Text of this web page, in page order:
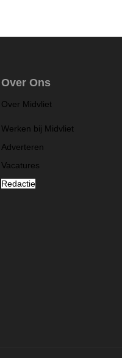
Over Ons
Over Midvliet
Werken bij Midvliet
Adverteren
Vacatures
Redactie